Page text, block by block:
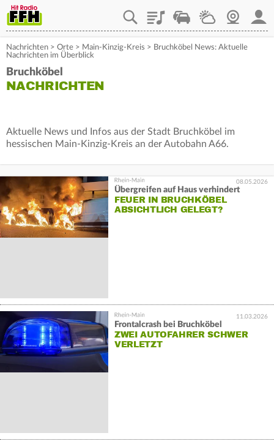
PlaylistStaupilotWetterWebcam
Nachrichten > Orte > Main-Kinzig-Kreis > Bruchköbel News: Aktuelle
Nachrichten im Überblick
Bruchköbel
NACHRICHTEN
Aktuelle News und Infos aus der Stadt Bruchköbel im
hessischen Main-Kinzig-Kreis an der Autobahn A66.
08.05.2026
Übergreifen auf Haus verhindert
FEUER IN BRUCHKÖBEL
ABSICHTLICH GELEGT?
11.03.2026
Frontalcrash bei Bruchköbel
ZWEI AUTOFAHRER SCHWER
VERLETZT